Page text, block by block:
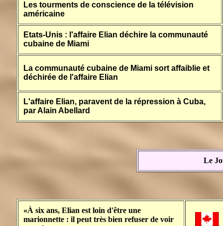
Les tourments de conscience de la télévision
américaine
Etats-Unis : l'affaire Elian déchire la communauté
cubaine de Miami
La communauté cubaine de Miami sort affaiblie et
déchirée de l'affaire Elian
L'affaire Elian, paravent de la répression à Cuba,
par Alain Abellard
Le
«À six ans, Elian est loin d'être une
marionnette : il peut très bien refuser de voir